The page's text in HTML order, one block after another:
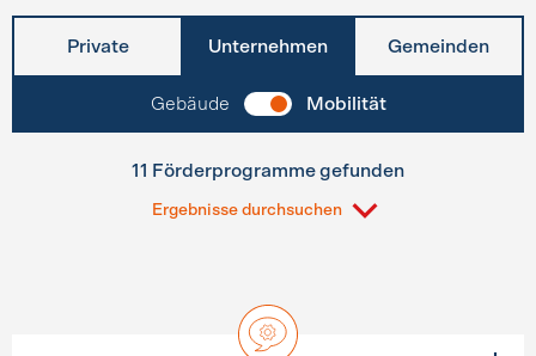
Private Unternehmen Gemeinden
Gebäude Mobilität
11 Förderprogramme gefunden
Ergebnisse durchsuchen